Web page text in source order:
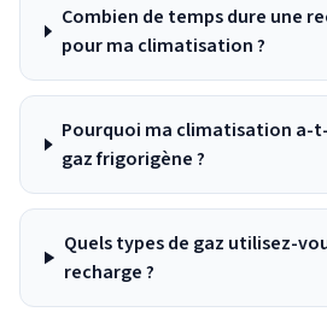
Combien de temps dure une
pour ma climatisation ?
Pourquoi ma climatisation a-
gaz frigorigène ?
Quels types de gaz utilisez-
recharge ?